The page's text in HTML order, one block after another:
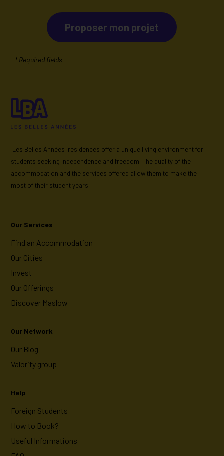
Proposer mon projet
"Les Belles Années" residences offer a unique living environment for
students seeking independence and freedom. The quality of the
accommodation and the services offered allow them to make the
most of their student years.
Our Services
Find an Accommodation
Our Cities
Invest
Our Offerings
Discover Maslow
Our Network
Our Blog
Valority group
Help
Foreign Students
How to Book?
Useful Informations